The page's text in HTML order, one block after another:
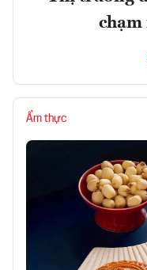
chạm
Ẩm thực